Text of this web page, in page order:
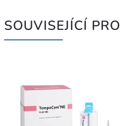
SOUVISEJÍCÍ